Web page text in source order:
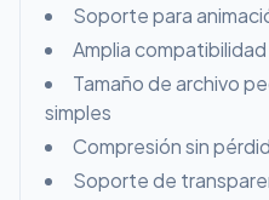
Soporte para
Amplia compatibilidad
Tamaño de archivo
simples
Compresión sin
Soporte de